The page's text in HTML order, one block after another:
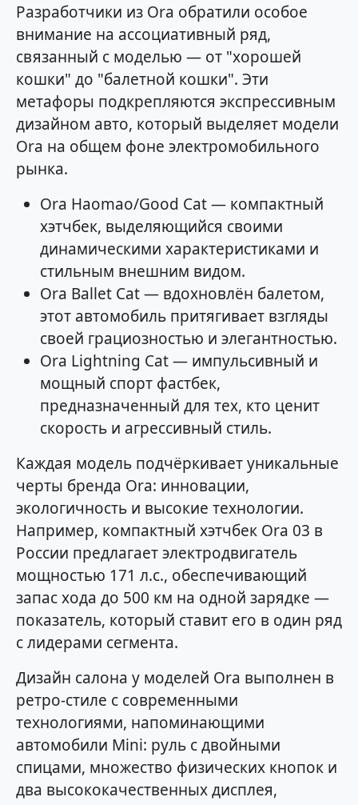
Разработчики из Ora обратили особое
внимание на ассоциативный ряд,
связанный с моделью — от "хорошей
кошки" до "балетной кошки". Эти
метафоры подкрепляются экспрессивным
дизайном авто, который выделяет модели
Ora на общем фоне электромобильного
рынка.
Ora Haomao/Good Cat — компактный
хэтчбек, выделяющийся своими
динамическими характеристиками и
стильным внешним видом.
Ora Ballet Cat — вдохновлён балетом,
этот автомобиль притягивает взгляды
своей грациозностью и элегантностью.
Ora Lightning Cat — импульсивный и
мощный спорт фастбек,
предназначенный для тех, кто ценит
скорость и агрессивный стиль.
Каждая модель подчёркивает уникальные
черты бренда Ora: инновации,
экологичность и высокие технологии.
Например, компактный хэтчбек Ora 03 в
России предлагает электродвигатель
мощностью 171 л.с., обеспечивающий
запас хода до 500 км на одной зарядке —
показатель, который ставит его в один ряд
с лидерами сегмента.
Дизайн салона у моделей Ora выполнен в
ретро-стиле с современными
технологиями, напоминающими
автомобили Mini: руль с двойными
спицами, множество физических кнопок и
два высококачественных дисплея,